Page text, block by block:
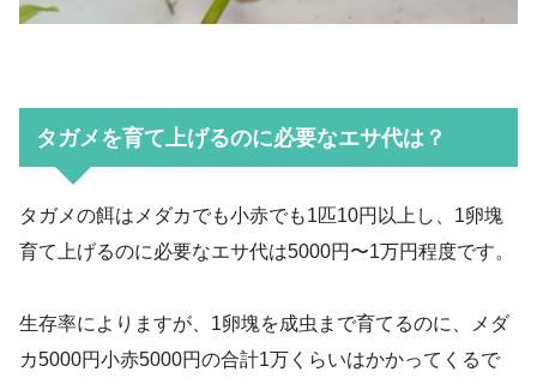
タガメを育て上げるのに必要なエサ代は？
タガメの餌はメダカでも小赤でも1匹10円以上し、1卵塊
育て上げるのに必要なエサ代は5000円〜1万円程度です。
生存率によりますが、1卵塊を成虫まで育てるのに、メダ
カ5000円小赤5000円の合計1万くらいはかかってくるで